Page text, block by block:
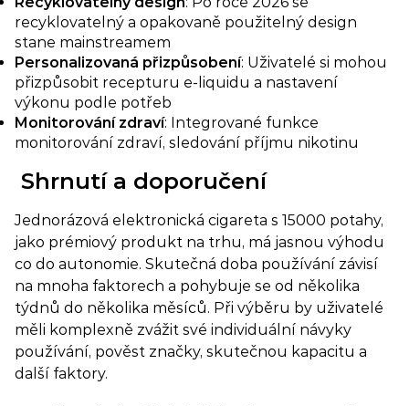
recyklovatelný a opakovaně použitelný design
stane mainstreamem
Personalizovaná přizpůsobení​: Uživatelé si mohou
přizpůsobit recepturu e-liquidu a nastavení
výkonu podle potřeb
Monitorování zdraví​: Integrované funkce
monitorování zdraví, sledování příjmu nikotinu
Shrnutí a doporučení
Jednorázová elektronická cigareta s 15000 potahy,
jako prémiový produkt na trhu, má jasnou výhodu
co do autonomie. Skutečná doba používání závisí
na mnoha faktorech a pohybuje se od několika
týdnů do několika měsíců. Při výběru by uživatelé
měli komplexně zvážit své individuální návyky
používání, pověst značky, skutečnou kapacitu a
další faktory.